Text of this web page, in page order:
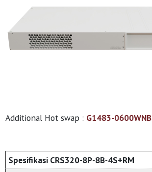
Additional Hot swap : G1483-0600WNB
Spesifikasi CRS320-8P-8B-4S+RM